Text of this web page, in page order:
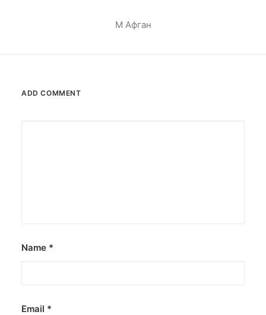
М Афган
ADD COMMENT
Name *
Email *